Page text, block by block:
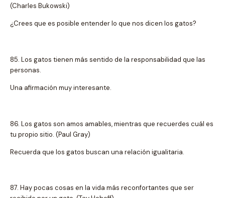
(Charles Bukowski)
¿Crees que es posible entender lo que nos dicen los gatos?
85. Los gatos tienen más sentido de la responsabilidad que las
personas.
Una afirmación muy interesante.
86. Los gatos son amos amables, mientras que recuerdes cuál es
tu propio sitio. (Paul Gray)
Recuerda que los gatos buscan una relación igualitaria.
87. Hay pocas cosas en la vida más reconfortantes que ser